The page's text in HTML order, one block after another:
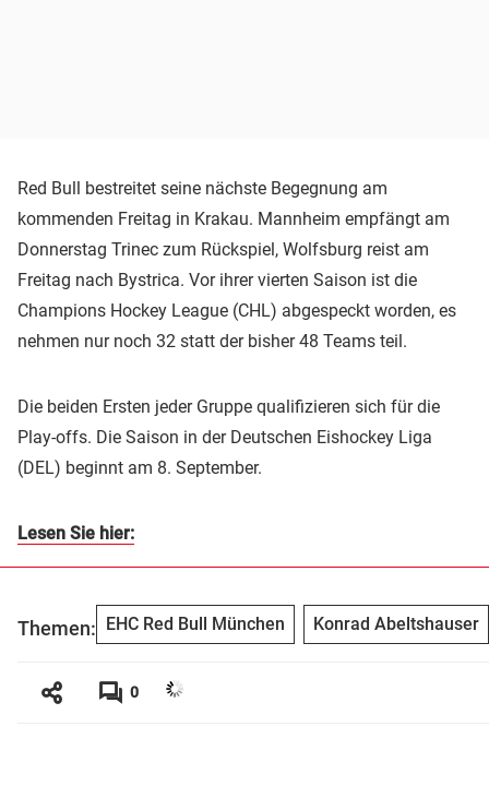
Red Bull bestreitet seine nächste Begegnung am
kommenden Freitag in Krakau. Mannheim empfängt am
Donnerstag Trinec zum Rückspiel, Wolfsburg reist am
Freitag nach Bystrica. Vor ihrer vierten Saison ist die
Champions Hockey League (CHL) abgespeckt worden, es
nehmen nur noch 32 statt der bisher 48 Teams teil.
Die beiden Ersten jeder Gruppe qualifizieren sich für die
Play-offs. Die Saison in der Deutschen Eishockey Liga
(DEL) beginnt am 8. September.
Lesen Sie hier:
Themen: EHC Red Bull München Konrad Abeltshauser
0